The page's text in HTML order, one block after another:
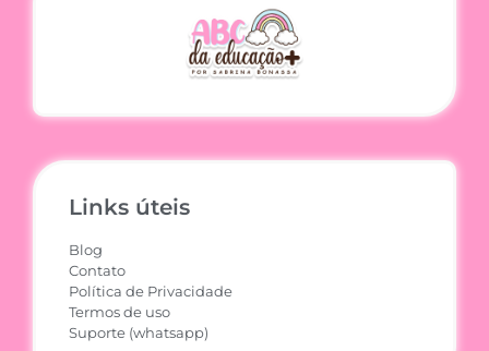
Links úteis
Blog
Contato
Política de Privacidade
Termos de uso
Suporte (whatsapp)